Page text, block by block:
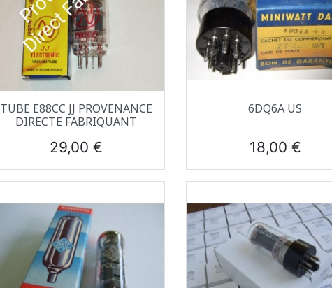
Aperçu rapide
TUBE E88CC JJ PROVENANCE
DIRECTE FABRIQUANT
Prix
29,00 €
Aperçu rapide
6DQ6A US
Prix
18,00 €